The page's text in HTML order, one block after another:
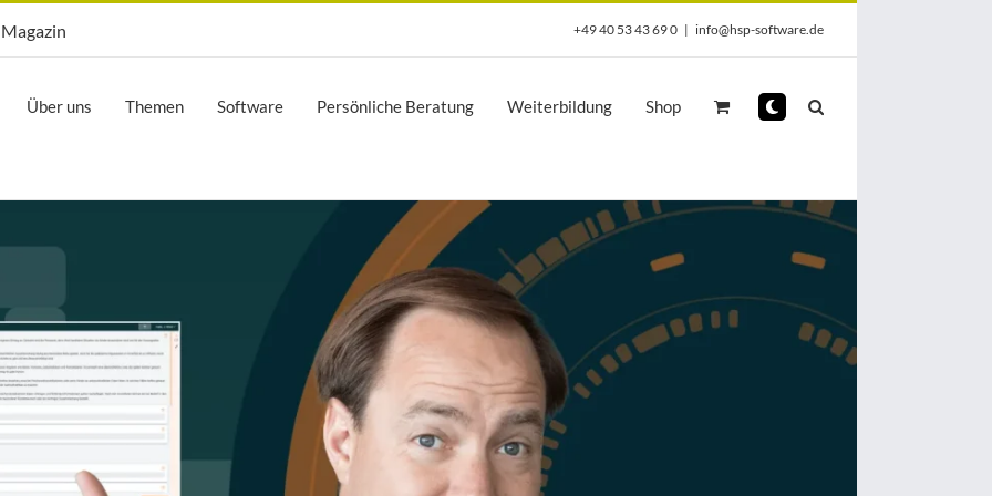
Opti.Mag
Magazin +49 40 53 43 69 0 | info@hsp-software.de
Über uns Themen Software Persönliche Beratung Weiterbildung Shop